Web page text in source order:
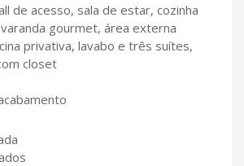
de acesso, sala de estar, cozinha
gourmet, área externa
privativa, lavabo e três suítes,
closet